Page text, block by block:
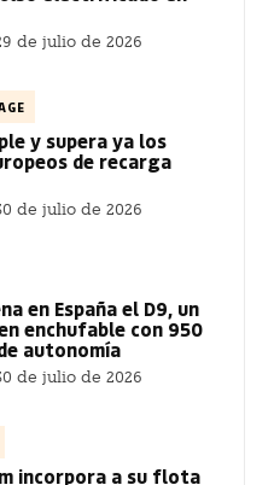
de julio de 2026
y supera ya los
de recarga
de julio de 2026
en España el D9, un
enchufable con 950
autonomía
de julio de 2026
incorpora a su flota